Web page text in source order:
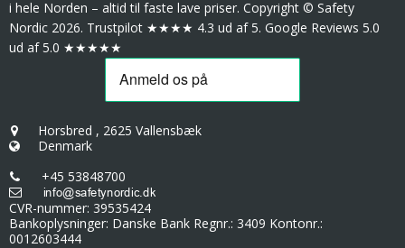
i hele Norden – altid til faste lave priser. Copyright © Safety
Nordic 2026. Trustpilot ★★★★ 4.3 ud af 5. Google Reviews 5.0
ud af 5.0 ★★★★★
Horsbred , 2625 Vallensbæk
Denmark
+45 53848700
CVR-nummer: 39535424
Bankoplysninger: Danske Bank Regnr.: 3409 Kontonr.:
0012603444